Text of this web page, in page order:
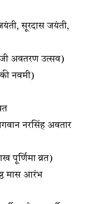
सूरदास जयंती,
अवतरण उत्सव)
नवमी)
नरसिंह अवतार
पूर्णिमा व्रत)
मास आरंभ